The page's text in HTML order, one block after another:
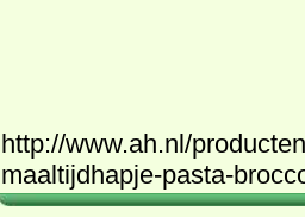
http://www.ah.nl/
maaltijdhapje-pasta-